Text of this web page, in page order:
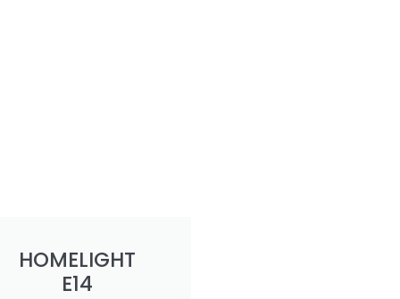
HOMELIGHT
E14